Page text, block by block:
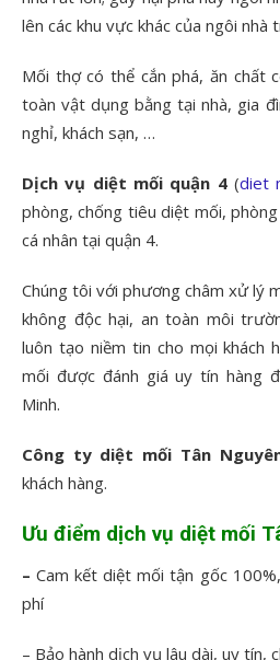
lên các khu vực khác của ngôi
Mối thợ có thể cắn phá, ăn chất
toàn vật dụng bằng tại nhà, gia
nghỉ, khách sạn, …
Dịch vụ diệt mối quận 4 (diet
phòng, chống tiêu diệt mối,
cá nhân tại quận 4.
Chúng tôi với phương châm xử lý
không độc hại, an toàn môi
luôn tạo niềm tin cho mọi khách
mối được đánh giá uy tín hàng
Minh.
Công ty diệt mối Tân
khách hàng.
Ưu điểm dịch vụ diệt mối
–Cam kết diệt mối tận gốc
phí
– Bảo hành dịch vụ lâu dài, uy tín,